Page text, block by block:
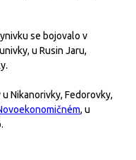
se bojovalo v
u Rusin Jaru,
Nikanorivky, Fedorovky,
, u